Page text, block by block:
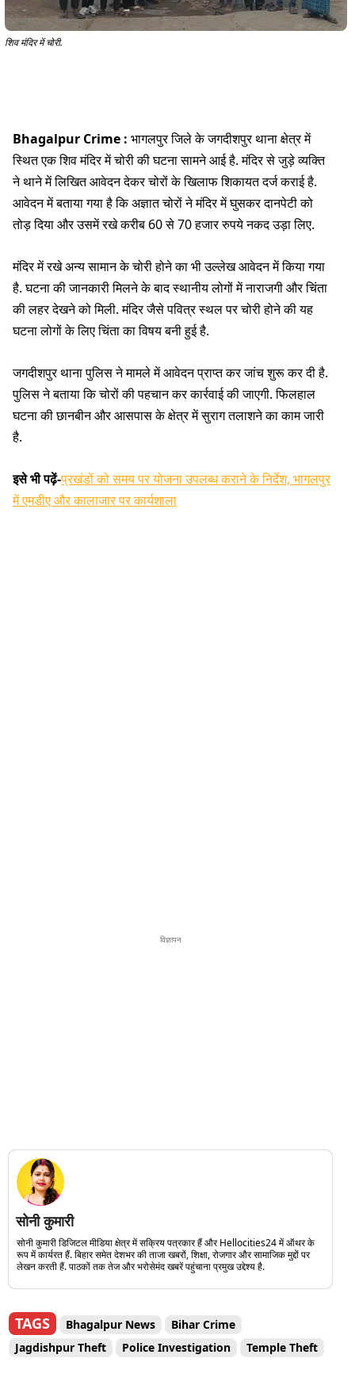
शिव मंदिर में चोरी.
Bhagalpur Crime : भागलपुर जिले के जगदीशपुर थाना क्षेत्र में
स्थित एक शिव मंदिर में चोरी की घटना सामने आई है. मंदिर से जुड़े व्यक्ति
ने थाने में लिखित आवेदन देकर चोरों के खिलाफ शिकायत दर्ज कराई है.
आवेदन में बताया गया है कि अज्ञात चोरों ने मंदिर में घुसकर दानपेटी को
तोड़ दिया और उसमें रखे करीब 60 से 70 हजार रुपये नकद उड़ा लिए.
मंदिर में रखे अन्य सामान के चोरी होने का भी उल्लेख आवेदन में किया गया
है. घटना की जानकारी मिलने के बाद स्थानीय लोगों में नाराजगी और चिंता
की लहर देखने को मिली. मंदिर जैसे पवित्र स्थल पर चोरी होने की यह
घटना लोगों के लिए चिंता का विषय बनी हुई है.
जगदीशपुर थाना पुलिस ने मामले में आवेदन प्राप्त कर जांच शुरू कर दी है.
पुलिस ने बताया कि चोरों की पहचान कर कार्रवाई की जाएगी. फिलहाल
घटना की छानबीन और आसपास के क्षेत्र में सुराग तलाशने का काम जारी
है.
इसे भी पढ़ें-प्रखंडों को समय पर योजना उपलब्ध कराने के निर्देश, भागलपुर
में एमडीए और कालाजार पर कार्यशाला
विज्ञापन
सोनी कुमारी
सोनी कुमारी डिजिटल मीडिया क्षेत्र में सक्रिय पत्रकार हैं और Hellocities24 में ऑथर के
रूप में कार्यरत हैं. बिहार समेत देशभर की ताजा खबरों, शिक्षा, रोजगार और सामाजिक मुद्दों पर
लेखन करती हैं. पाठकों तक तेज और भरोसेमंद खबरें पहुंचाना प्रमुख उद्देश्य है.
TAGS Bhagalpur News
Bihar Crime
Jagdishpur Theft
Police Investigation Temple Theft